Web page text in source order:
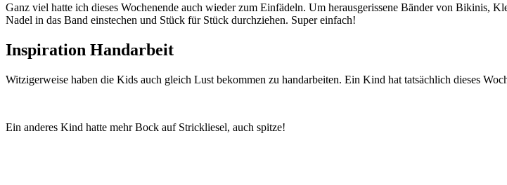
Ganz viel hatte ich dieses Wochenende auch wieder zum Einfädeln. Um herausgerissene Bänder von Bikinis,
Nadel in das Band einstechen und Stück für Stück durchziehen. Super einfach!
Inspiration Handarbeit
Witzigerweise haben die Kids auch gleich Lust bekommen zu handarbeiten. Ein Kind hat tatsächlich dieses
Ein anderes Kind hatte mehr Bock auf Strickliesel, auch spitze!